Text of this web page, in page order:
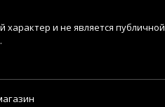
и не является публичной